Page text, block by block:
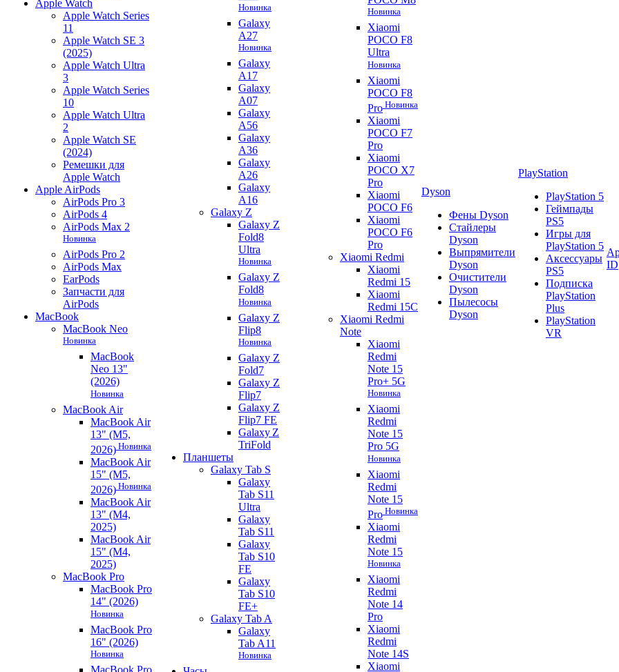
Apple Watch
Apple Watch Series
11
Apple Watch SE 3
(2025)
Apple Watch Ultra
3
Apple Watch Series
10
Apple Watch Ultra
2
Apple Watch SE
(2024)
Ремешки для
Apple Watch
Apple AirPods
AirPods Pro 3
AirPods 4
AirPods Max 2
Новинка
AirPods Pro 2
AirPods Max
EarPods
Запчасти для
AirPods
MacBook
MacBook Neo
Новинка
MacBook
Neo 13"
(2026)
Новинка
MacBook Air
MacBook Air
13" (M5,
2026) Новинка
MacBook Air
15" (M5,
2026) Новинка
MacBook Air
13" (M4,
2025)
MacBook Air
15" (M4,
2025)
MacBook Pro
MacBook Pro
14" (2026)
Новинка
MacBook Pro
16" (2026)
Новинка
MacBook Pro
Новинка
Galaxy
A27
Новинка
Galaxy
A17
Galaxy
A07
Galaxy
A56
Galaxy
A36
Galaxy
A26
Galaxy
A16
Galaxy Z
Galaxy Z
Fold8
Ultra
Новинка
Galaxy Z
Fold8
Новинка
Galaxy Z
Flip8
Новинка
Galaxy Z
Fold7
Galaxy Z
Flip7
Galaxy Z
Flip7 FE
Galaxy Z
TriFold
Планшеты
Galaxy Tab S
Galaxy
Tab S11
Ultra
Galaxy
Tab S11
Galaxy
Tab S10
FE
Galaxy
Tab S10
FE+
Galaxy Tab A
Galaxy
Tab A11
Новинка
Новинка
Xiaomi
POCO F8
Ultra
Новинка
Xiaomi
POCO F8
Pro Новинка
Xiaomi
POCO F7
Pro
Xiaomi
POCO X7
Pro
Xiaomi
POCO F6
Xiaomi
POCO F6
Pro
Xiaomi Redmi
Xiaomi
Redmi 15
Xiaomi
Redmi 15C
Xiaomi Redmi
Note
Xiaomi
Redmi
Note 15
Pro+ 5G
Новинка
Xiaomi
Redmi
Note 15
Pro 5G
Новинка
Xiaomi
Redmi
Note 15
Pro Новинка
Xiaomi
Redmi
Note 15
Новинка
Xiaomi
Redmi
Note 14
Pro
Xiaomi
Redmi
Note 14S
Xiaomi
Dyson
Фены Dyson
Стайлеры
Dyson
Выпрямители
Dyson
Очистители
Dyson
Пылесосы
Dyson
PlayStation
PlayStation 5
Геймпады
PS5
Игры для
PlayStation 5
Аксессуары
PS5
Подписка
PlayStation
Plus
PlayStation
VR
ID